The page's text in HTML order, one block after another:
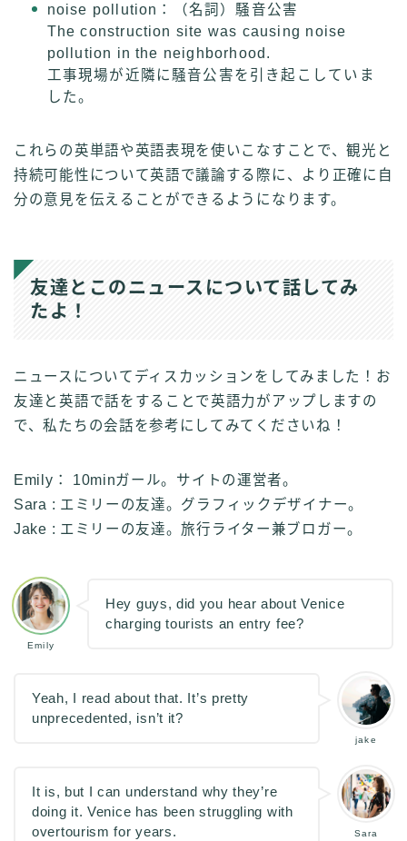
noise pollution：（名詞）騒音公害
The construction site was causing noise
pollution in the neighborhood.
工事現場が近隣に騒音公害を引き起こしていま
した。
これらの英単語や英語表現を使いこなすことで、観光と
持続可能性について英語で議論する際に、より正確に自
分の意見を伝えることができるようになります。
友達とこのニュースについて話してみ
たよ！
ニュースについてディスカッションをしてみました！お
友達と英語で話をすることで英語力がアップしますの
で、私たちの会話を参考にしてみてくださいね！
Emily： 10minガール。サイトの運営者。
Sara : エミリーの友達。グラフィックデザイナー。
Jake : エミリーの友達。旅行ライター兼ブロガー。
Emily
Hey guys, did you hear about Venice
charging tourists an entry fee?
jake
Yeah, I read about that. It’s pretty
unprecedented, isn’t it?
Sara
It is, but I can understand why they’re
doing it. Venice has been struggling with
overtourism for years.